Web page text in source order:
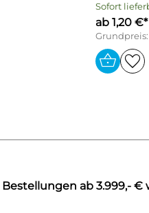
Sofort
ab 1,20 €*
Bestellungen ab 3.999,-